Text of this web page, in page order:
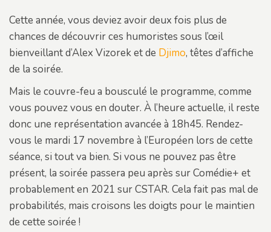
Cette année, vous deviez avoir deux fois plus de
chances de découvrir ces humoristes sous l’œil
bienveillant d’Alex Vizorek et de Djimo, têtes d’affiche
de la soirée.
Mais le couvre-feu a bousculé le programme, comme
vous pouvez vous en douter. À l’heure actuelle, il reste
donc une représentation avancée à 18h45. Rendez-
vous le mardi 17 novembre à l’Européen lors de cette
séance, si tout va bien. Si vous ne pouvez pas être
présent, la soirée passera peu après sur Comédie+ et
probablement en 2021 sur CSTAR. Cela fait pas mal de
probabilités, mais croisons les doigts pour le maintien
de cette soirée !